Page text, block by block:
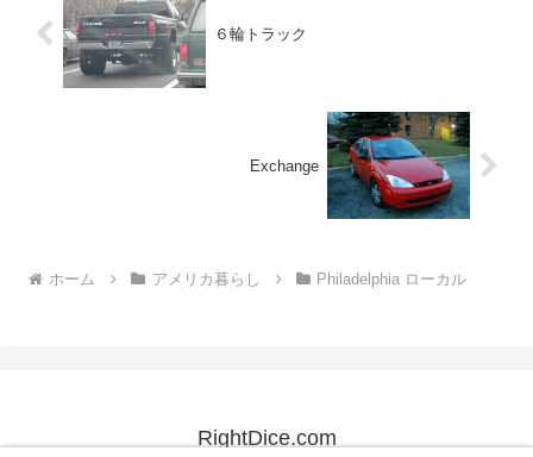
６輪トラック
Exchange
ホーム アメリカ暮らし Philadelphia ローカル
RightDice.com